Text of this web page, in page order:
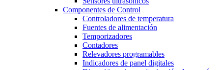
Componentes de Control
Controladores de temperatura
Fuentes de alimentación
Temporizadores
Contadores
Relevadores programables
Indicadores de panel digitales